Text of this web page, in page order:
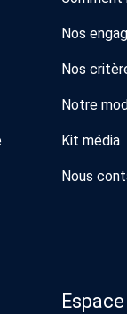
Nos
Nos
Notre
Kit média
Nous